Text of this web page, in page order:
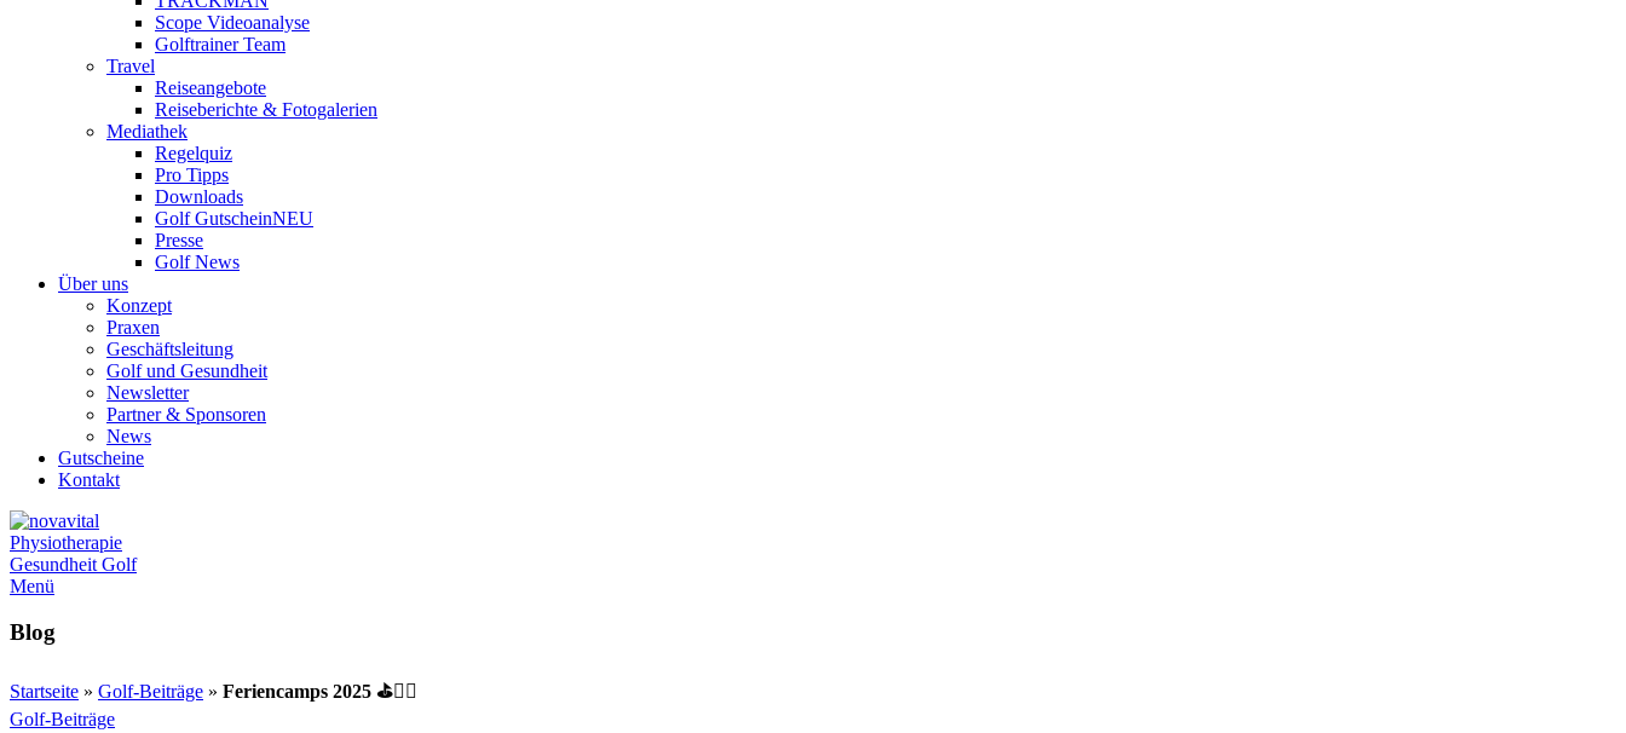
Scope Videoanalyse
Golftrainer Team
Travel
Reiseangebote
Reiseberichte & Fotogalerien
Mediathek
Regelquiz
Pro Tipps
Downloads
Golf GutscheinNEU
Presse
Golf News
Über uns
Konzept
Praxen
Geschäftsleitung
Golf und Gesundheit
Newsletter
Partner & Sponsoren
News
Gutscheine
Kontakt
Menü
Blog
Startseite » Golf-Beiträge » Feriencamps 2025 ⛳🏌️‍♂️
Golf-Beiträge